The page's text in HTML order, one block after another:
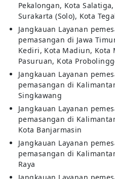
Pekalongan, Kota
Surakarta (Solo), Kota
Jangkauan Layanan
pemasangan di Jawa
Kediri, Kota Madiun, Kota
Pasuruan, Kota
Jangkauan Layanan
pemasangan di
Singkawang
Jangkauan Layanan
pemasangan di
Kota Banjarmasin
Jangkauan Layanan
pemasangan di
Raya